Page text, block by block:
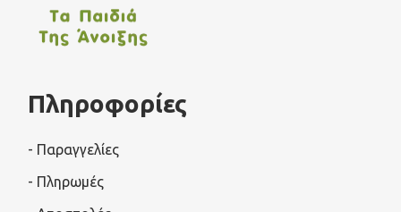
Πληροφορίες
- Παραγγελίες
- Πληρωμές